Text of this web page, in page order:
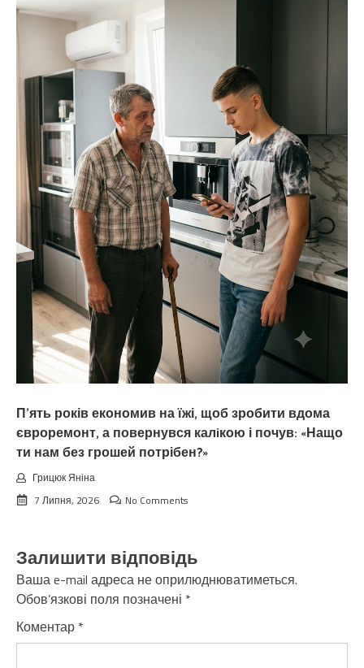
П’ять років економив на їжі, щоб зробити вдома
євроремонт, а повернувся калiкою і почув: «Нащо
ти нам без грошей потрібен?»
Грицюк Яніна
7 Липня, 2026
No Comments
Залишити відповідь
Ваша e-mail адреса не оприлюднюватиметься.
Обов’язкові поля позначені *
Коментар *